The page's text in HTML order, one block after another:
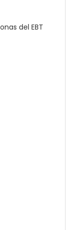
del EBT